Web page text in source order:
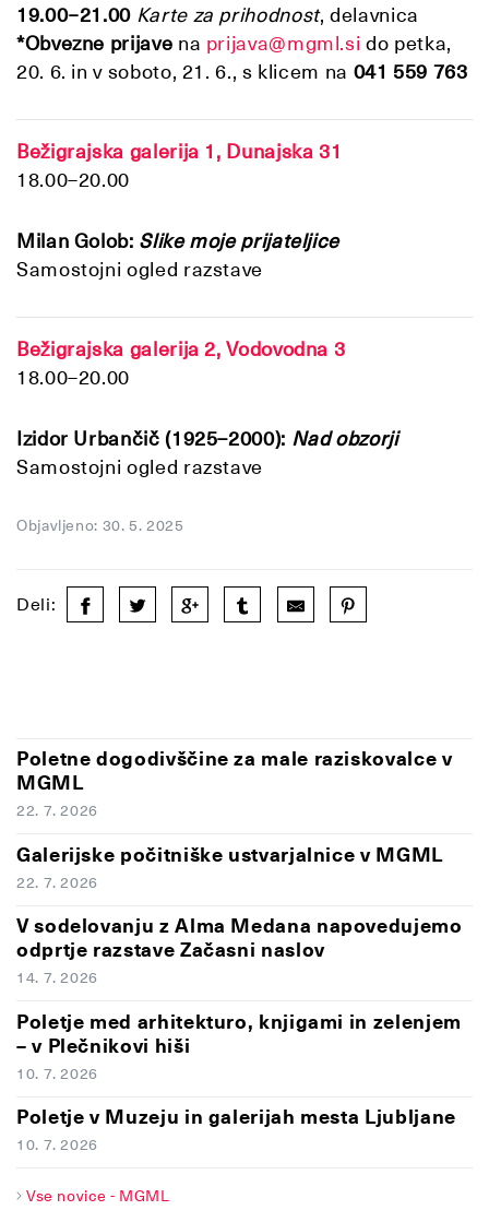
19.00−21.00 Karte za prihodnost, delavnica
*Obvezne prijave na prijava@mgml.si do petka,
20. 6. in v soboto, 21. 6., s klicem na 041 559 763
Bežigrajska galerija 1, Dunajska 31
18.00–20.00
Milan Golob: Slike moje prijateljice
Samostojni ogled razstave
Bežigrajska galerija 2, Vodovodna 3
18.00–20.00
Izidor Urbančič (1925–2000): Nad obzorji
Samostojni ogled razstave
Objavljeno: 30. 5. 2025
Deli:
Poletne dogodivščine za male raziskovalce v
MGML
22. 7. 2026
Galerijske počitniške ustvarjalnice v MGML
22. 7. 2026
V sodelovanju z Alma Medana napovedujemo
odprtje razstave Začasni naslov
14. 7. 2026
Poletje med arhitekturo, knjigami in zelenjem
– v Plečnikovi hiši
10. 7. 2026
Poletje v Muzeju in galerijah mesta Ljubljane
10. 7. 2026
Vse novice - MGML